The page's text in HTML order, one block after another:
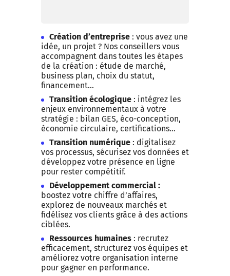
Création d’entreprise : vous avez une
idée, un projet ? Nos conseillers vous
accompagnent dans toutes les étapes
de la création : étude de marché,
business plan, choix du statut,
financement…
Transition écologique : intégrez les
enjeux environnementaux à votre
stratégie : bilan GES, éco-conception,
économie circulaire, certifications…
Transition numérique : digitalisez
vos processus, sécurisez vos données et
développez votre présence en ligne
pour rester compétitif.
Développement commercial :
boostez votre chiffre d’affaires,
explorez de nouveaux marchés et
fidélisez vos clients grâce à des actions
ciblées.
Ressources humaines : recrutez
efficacement, structurez vos équipes et
améliorez votre organisation interne
pour gagner en performance.